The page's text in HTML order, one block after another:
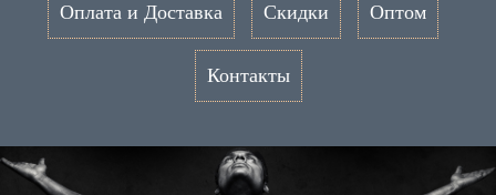
Оплата и Доставка Скидки Оптом
Контакты